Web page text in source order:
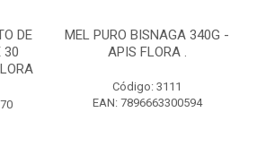
DE
30
MEL PURO BISNAGA 340G -
APIS FLORA .
Código: 3111
EAN: 7896663300594